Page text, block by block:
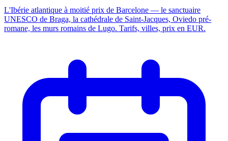
L'Ibérie atlantique à moitié prix de Barcelone — le sanctuaire
UNESCO de Braga, la cathédrale de Saint-Jacques, Oviedo pré-
romane, les murs romains de Lugo. Tarifs, villes, prix en EUR.